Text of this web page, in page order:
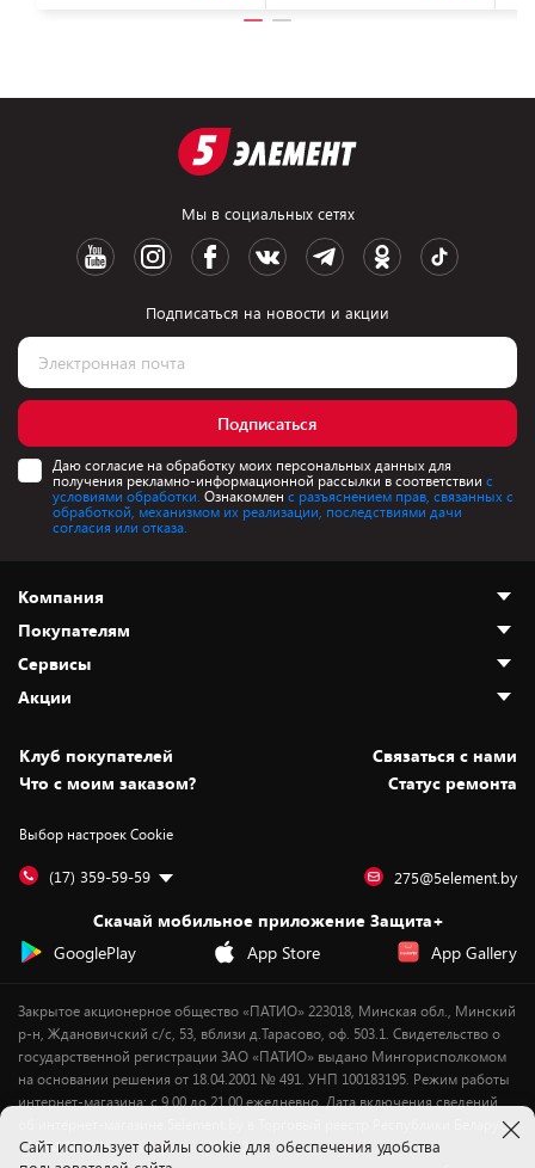
Мы в социальных сетях
Подписаться на новости и акции
Подписаться
Даю согласие на обработку моих персональных данных для
получения рекламно-информационной рассылки в соответствии с
условиями обработки. Ознакомлен с разъяснением прав, связанных с
обработкой, механизмом их реализации, последствиями дачи
согласия или отказа.
Компания
О нас
Адреса магазинов
Новости
Статьи и обзоры
Вакансии
Дай пять добру!
Покупателям
Как сделать заказ
Оплата и доставка
Безналичный расчёт
Обмен и возврат товара
Обработка персональных данных
Подарочные карты
Сервисы
Установка техники
Для игровых консолей
Для мобильных устройств
Для компьютеров
Сервисные центры
Акции
Скидки и промокоды
Белорусские товары
Бонусы
Оплата частями
Новинки
Клуб покупателей
Cвязаться с нами
Что с моим заказом?
Статус ремонта
Выбор настроек Cookie
(17) 359-59-59 275@5element.by
Скачай мобильное приложение Защита+
GooglePlay
App Store App Gallery
Закрытое акционерное общество «ПАТИО» 223018, Минская обл., Минский
р-н, Ждановичский с/с, 53, вблизи д.Тарасово, оф. 503.1. Свидетельство о
государственной регистрации ЗАО «ПАТИО» выдано Мингорисполкомом
на основании решения от 18.04.2001 № 491. УНП 100183195. Режим работы
интернет-магазина: с 9.00 до 21.00 ежедневно. Дата включения сведений
об интернет-магазине 5element.by в Торговый реестр Республики Беларусь
- 11.04.2018, № регистрации 412542.
Cайт использует файлы cookie для обеспечения удобства